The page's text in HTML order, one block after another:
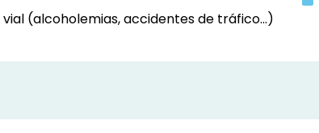
(alcoholemias, accidentes de tráfico...)